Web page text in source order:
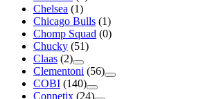
Chelsea (1)
Chicago Bulls (1)
Chomp Squad (0)
Chucky (51)
Claas (2)
Clementoni (56)
COBI (140)
Connetix (24)